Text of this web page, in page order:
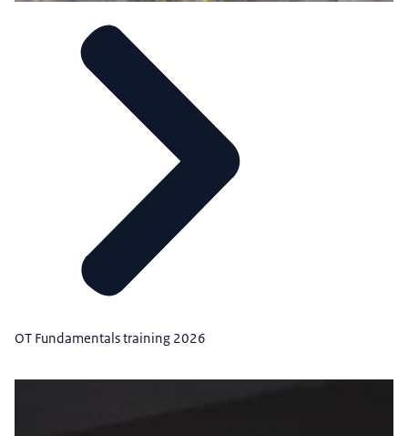
OT Fundamentals training 2026